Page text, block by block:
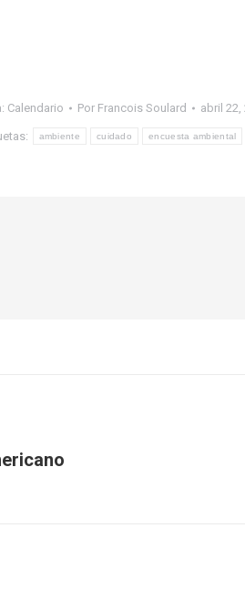
Calendario Por Francois Soulard abril 22,
ambiente cuidado encuesta ambiental